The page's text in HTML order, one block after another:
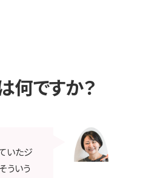
何ですか？
いたジ
ういう